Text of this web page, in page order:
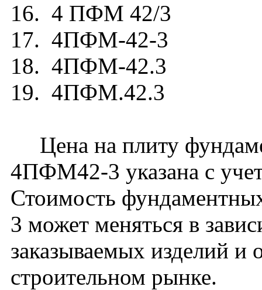
16. 4 ПФМ 42/3
17. 4ПФМ-42-3
18. 4ПФМ-42.3
19. 4ПФМ.42.3
Цена на плиту
4ПФМ42-3 указана с
Стоимость
3 может меняться в
заказываемых изделий и
строительном рынке.